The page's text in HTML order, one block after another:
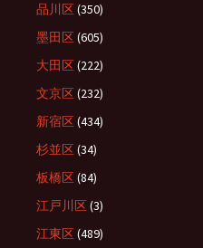
品川区(350)
墨田区(605)
大田区(222)
文京区(232)
新宿区(434)
杉並区(34)
板橋区(84)
江戸川区(3)
江東区(489)